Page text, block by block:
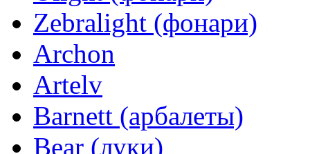
Zebralight (фонари)
Archon
Artelv
Barnett (арбалеты)
Bear (луки)